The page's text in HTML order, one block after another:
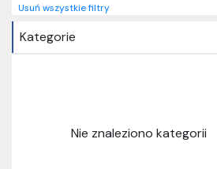
Usuń wszystkie filtry
Kategorie
Nie znaleziono kategorii